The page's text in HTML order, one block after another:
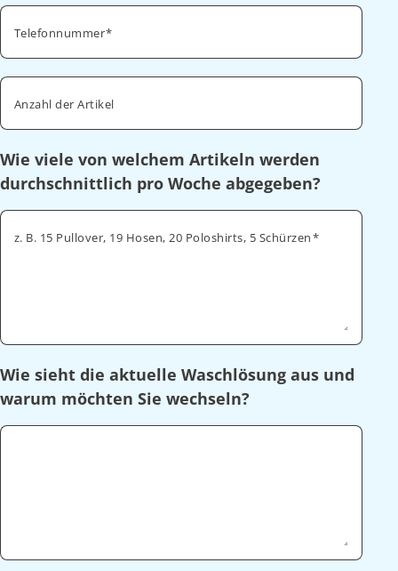
Telefonnummer
Anzahl der Artikel
Wie viele von welchem Artikeln werden
durchschnittlich pro Woche abgegeben?
z. B. 15 Pullover, 19 Hosen, 20 Poloshirts, 5 Schürzen
Wie sieht die aktuelle Waschlösung aus und
warum möchten Sie wechseln?